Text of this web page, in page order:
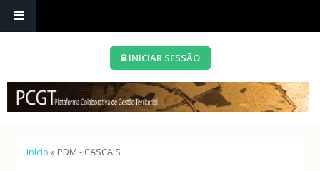
INICIAR SESSÃO
Está aqui
Início » PDM - CASCAIS